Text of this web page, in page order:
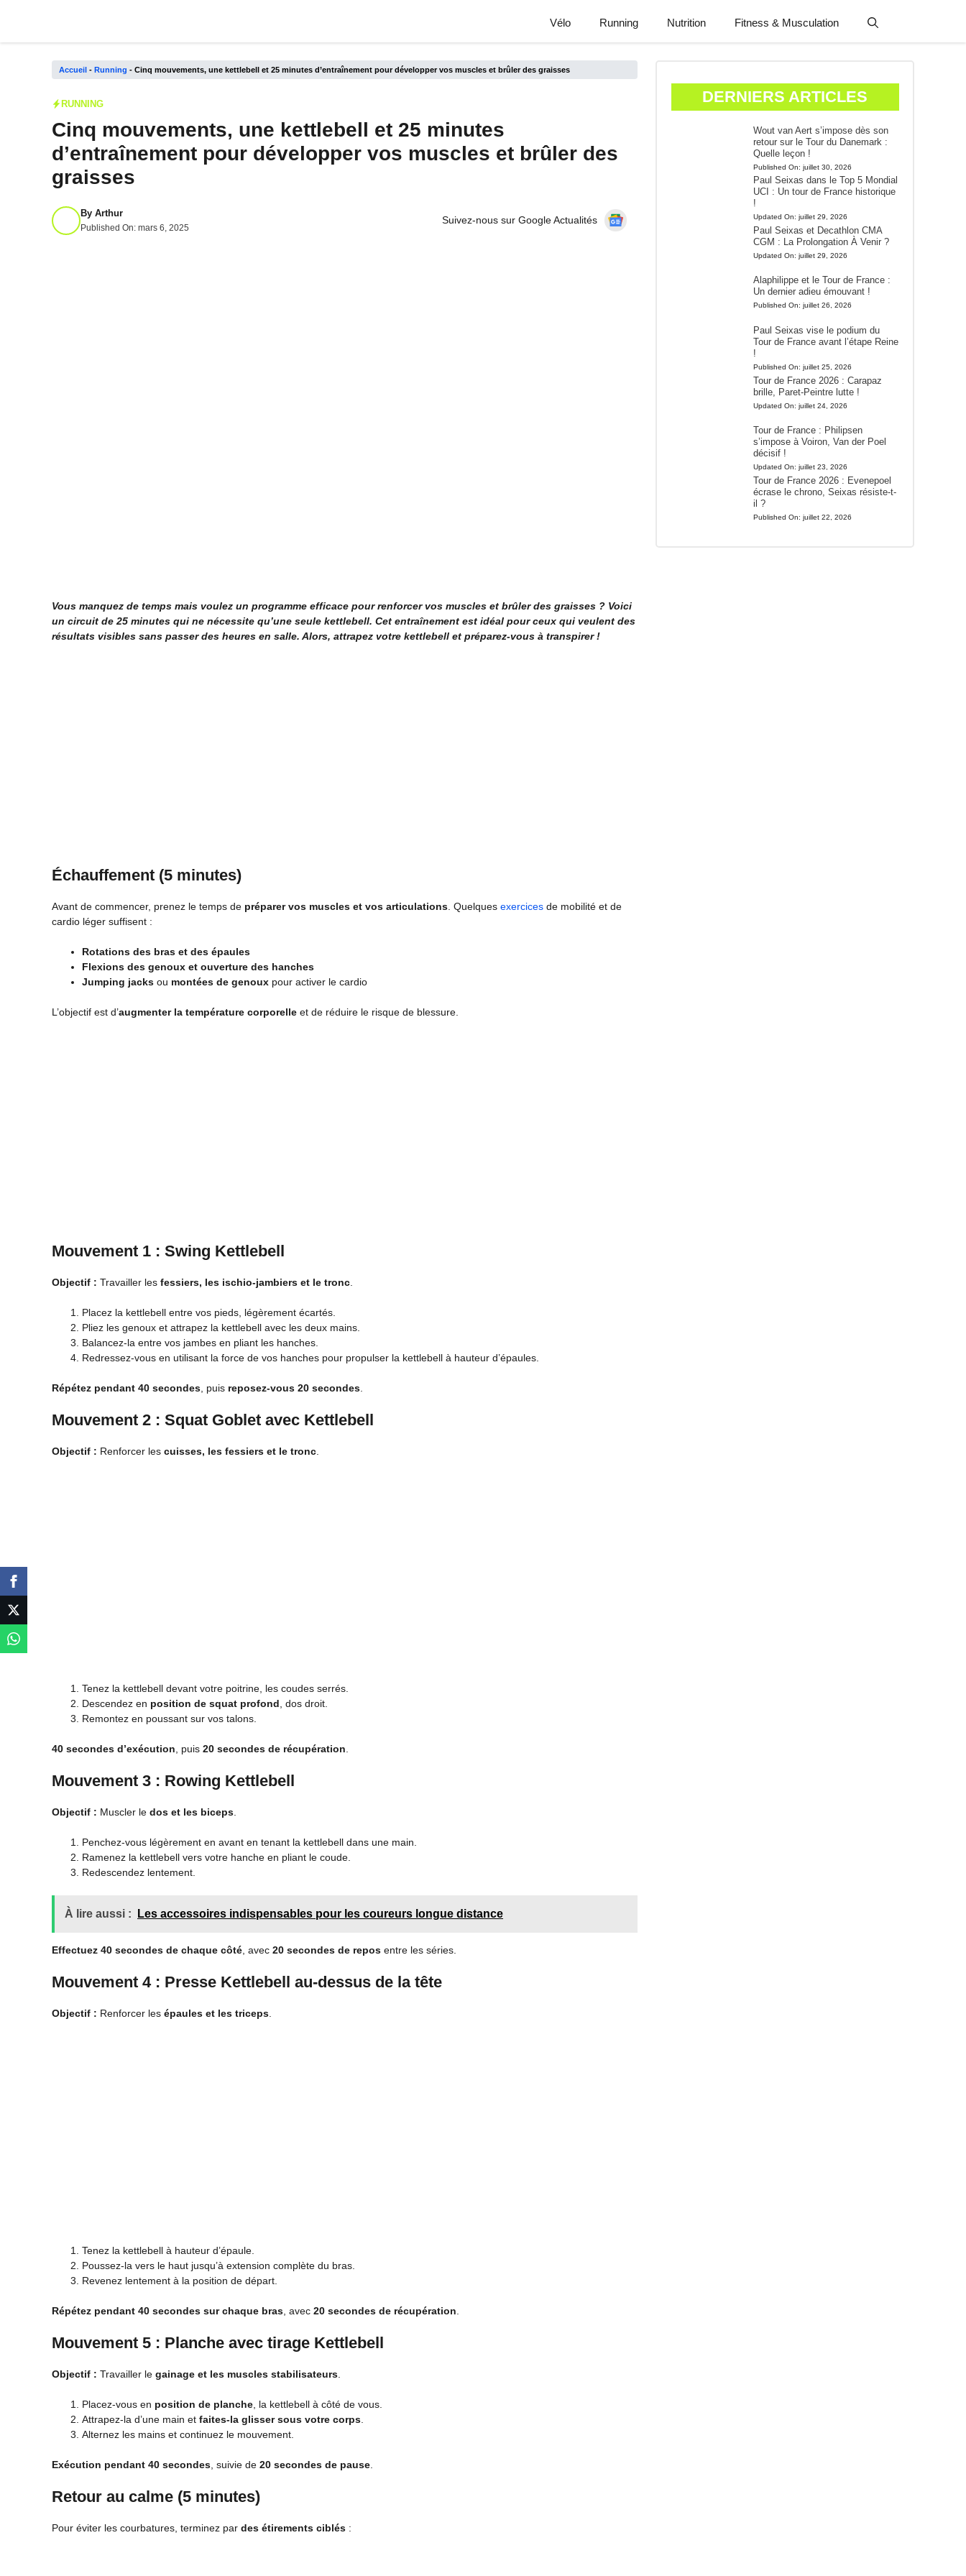
Vélo Running Nutrition Fitness & Musculation
Accueil - Running - Cinq mouvements, une kettlebell et 25 minutes d’entraînement pour développer vos muscles et brûler des graisses
RUNNING
Cinq mouvements, une kettlebell et 25 minutes
d’entraînement pour développer vos muscles et brûler des
graisses
By Arthur
Published On: mars 6, 2025
Suivez-nous sur Google Actualités
Vous manquez de temps mais voulez un programme efficace pour renforcer vos muscles et brûler des graisses ? Voici
un circuit de 25 minutes qui ne nécessite qu’une seule kettlebell. Cet entraînement est idéal pour ceux qui veulent des
résultats visibles sans passer des heures en salle. Alors, attrapez votre kettlebell et préparez-vous à transpirer !
Échauffement (5 minutes)
Avant de commencer, prenez le temps de préparer vos muscles et vos articulations. Quelques exercices de mobilité et de
cardio léger suffisent :
Rotations des bras et des épaules
Flexions des genoux et ouverture des hanches
Jumping jacks ou montées de genoux pour activer le cardio
L’objectif est d’augmenter la température corporelle et de réduire le risque de blessure.
Mouvement 1 : Swing Kettlebell
Objectif : Travailler les fessiers, les ischio-jambiers et le tronc.
Placez la kettlebell entre vos pieds, légèrement écartés.
Pliez les genoux et attrapez la kettlebell avec les deux mains.
Balancez-la entre vos jambes en pliant les hanches.
Redressez-vous en utilisant la force de vos hanches pour propulser la kettlebell à hauteur d’épaules.
Répétez pendant 40 secondes, puis reposez-vous 20 secondes.
Mouvement 2 : Squat Goblet avec Kettlebell
Objectif : Renforcer les cuisses, les fessiers et le tronc.
Tenez la kettlebell devant votre poitrine, les coudes serrés.
Descendez en position de squat profond, dos droit.
Remontez en poussant sur vos talons.
40 secondes d’exécution, puis 20 secondes de récupération.
Mouvement 3 : Rowing Kettlebell
Objectif : Muscler le dos et les biceps.
Penchez-vous légèrement en avant en tenant la kettlebell dans une main.
Ramenez la kettlebell vers votre hanche en pliant le coude.
Redescendez lentement.
À lire aussi : Les accessoires indispensables pour les coureurs longue distance
Effectuez 40 secondes de chaque côté, avec 20 secondes de repos entre les séries.
Mouvement 4 : Presse Kettlebell au-dessus de la tête
Objectif : Renforcer les épaules et les triceps.
Tenez la kettlebell à hauteur d’épaule.
Poussez-la vers le haut jusqu’à extension complète du bras.
Revenez lentement à la position de départ.
Répétez pendant 40 secondes sur chaque bras, avec 20 secondes de récupération.
Mouvement 5 : Planche avec tirage Kettlebell
Objectif : Travailler le gainage et les muscles stabilisateurs.
Placez-vous en position de planche, la kettlebell à côté de vous.
Attrapez-la d’une main et faites-la glisser sous votre corps.
Alternez les mains et continuez le mouvement.
Exécution pendant 40 secondes, suivie de 20 secondes de pause.
Retour au calme (5 minutes)
Pour éviter les courbatures, terminez par des étirements ciblés :
DERNIERS ARTICLES
Wout van Aert s’impose dès son
retour sur le Tour du Danemark :
Quelle leçon !
Published On: juillet 30, 2026
Paul Seixas dans le Top 5 Mondial
UCI : Un tour de France historique
!
Updated On: juillet 29, 2026
Paul Seixas et Decathlon CMA
CGM : La Prolongation À Venir ?
Updated On: juillet 29, 2026
Alaphilippe et le Tour de France :
Un dernier adieu émouvant !
Published On: juillet 26, 2026
Paul Seixas vise le podium du
Tour de France avant l’étape Reine
!
Published On: juillet 25, 2026
Tour de France 2026 : Carapaz
brille, Paret-Peintre lutte !
Updated On: juillet 24, 2026
Tour de France : Philipsen
s’impose à Voiron, Van der Poel
décisif !
Updated On: juillet 23, 2026
Tour de France 2026 : Evenepoel
écrase le chrono, Seixas résiste-t-
il ?
Published On: juillet 22, 2026